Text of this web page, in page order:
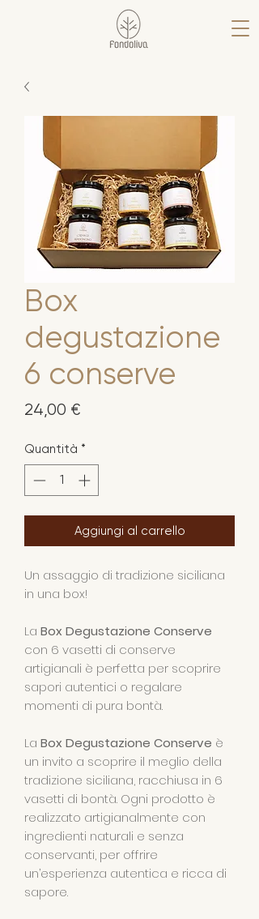
Box
degustazione
6 conserve
24,00 €Prezzo
Quantità *
Aggiungi al carrello
Un assaggio di tradizione siciliana
in una box!
La Box Degustazione Conserve
con 6 vasetti di conserve
artigianali è perfetta per scoprire
sapori autentici o regalare
momenti di pura bontà.
La Box Degustazione Conserve è
un invito a scoprire il meglio della
tradizione siciliana, racchiusa in 6
vasetti di bontà. Ogni prodotto è
realizzato artigianalmente con
ingredienti naturali e senza
conservanti, per offrire
un’esperienza autentica e ricca di
sapore.